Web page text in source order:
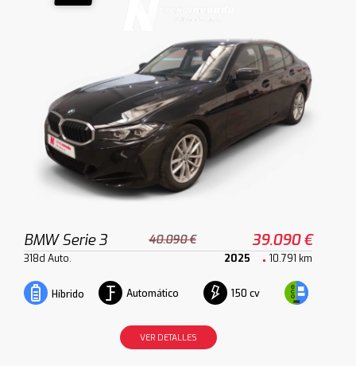
BMW Serie 3 40.090 € 39.090 €
318d Auto. 2025 10.791 km
Híbrido Automático 150 cv
VER DETALLES